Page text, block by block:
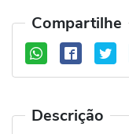
Compartilhe
Descrição